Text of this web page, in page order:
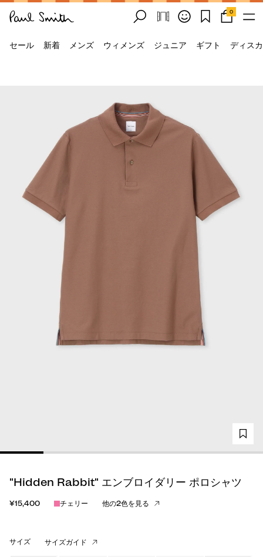
0
セール 新着 メンズ ウィメンズ ジュニア ギフト ディス
"Hidden Rabbit" エンブロイダリー ポロシャツ
¥15,400 チェリー 他の2色を見る
サイズ サイズガイド